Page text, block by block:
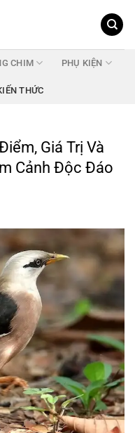
CHIM PHỤ KIỆN
THỨC
Giá Trị Và
Cảnh Độc Đáo